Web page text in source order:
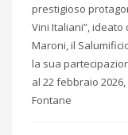
prestigioso
Vini Italiani”,
Maroni, il
la sua
al 22 febbraio
Fontane